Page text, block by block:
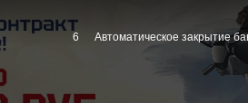
6 Автоматическое закрытие